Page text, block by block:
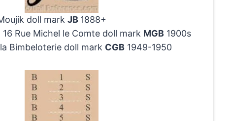
doll mark JB 1888+
Rue Michel le Comte doll mark MGB 1900s
Bimbeloterie doll mark CGB 1949-1950